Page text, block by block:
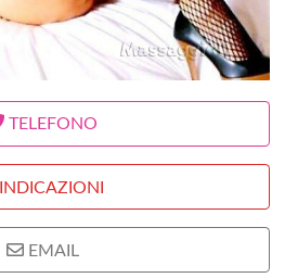
TELEFONO
INDICAZIONI
EMAIL